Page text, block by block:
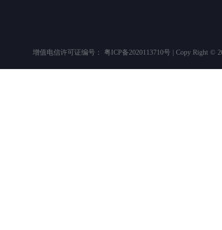
增值电信许可证编号： 粤ICP备2020113710号 | Copy Right ©